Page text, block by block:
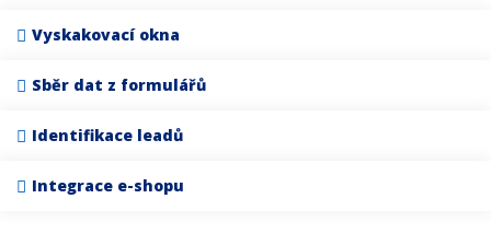
Vyskakovací okna
Sběr dat z formulářů
Identifikace leadů
Integrace e-shopu